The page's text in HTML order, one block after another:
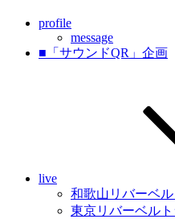
profile
message
■「サウンドQR」企画
live
和歌山リバーベ
東京リバーベル